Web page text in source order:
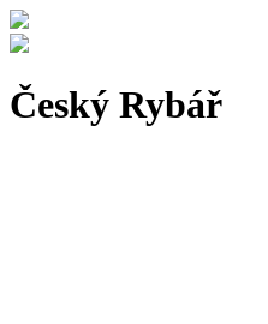
Český Rybář